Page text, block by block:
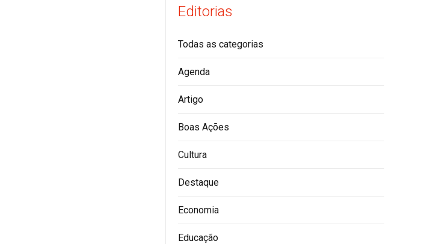
Editorias
Todas as categorias
Agenda
Artigo
Boas Ações
Cultura
Destaque
Economia
Educação